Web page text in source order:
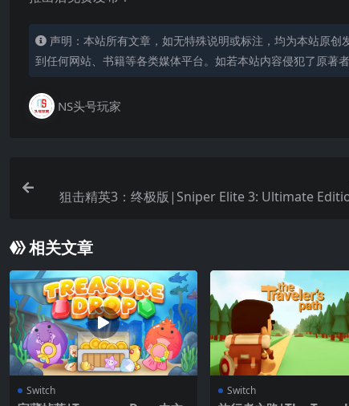
声明：本站所有文章，如无特殊说明或标注，均为本站原
到任何网站、书籍等各类媒体平台。如若本站内容侵犯了原著
NS头号玩家
狙击精英3：终极版|Sniper Elite 3: Ultimate
相关文章
Switch Switch